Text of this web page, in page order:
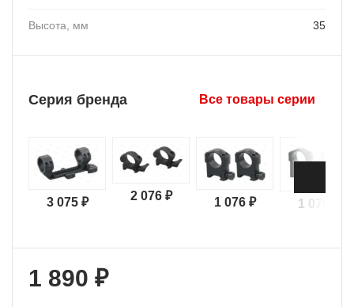
Высота, мм 35
Серия бренда Все товары серии
3 075 ₽ 2 076 ₽ 1 076 ₽ 1 076 ₽
1 890 ₽